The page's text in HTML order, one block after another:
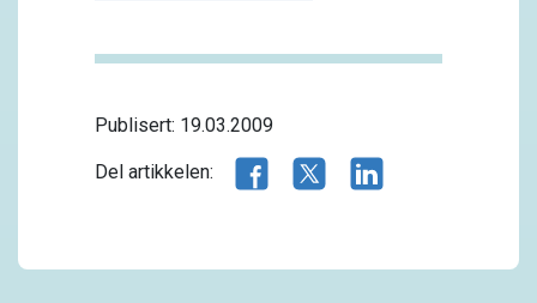
Publisert: 19.03.2009
Del artikkelen: Del artikkelen på Facebook
Del artikkelen på X.com